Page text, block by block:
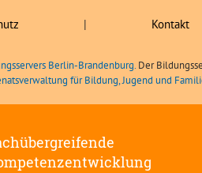
| Kontakt
Berlin-Brandenburg. Der
für Bildung, Jugend und